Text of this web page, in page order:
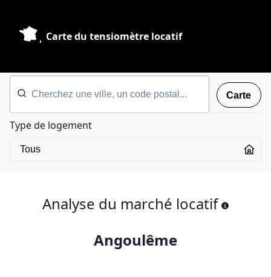
Carte du tensiomètre locatif
Carte
Type de logement
Analyse du marché locatif
Angoulême